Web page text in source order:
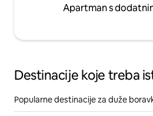
Apartman s
Destinacije koje treba
Popularne destinacije za duže